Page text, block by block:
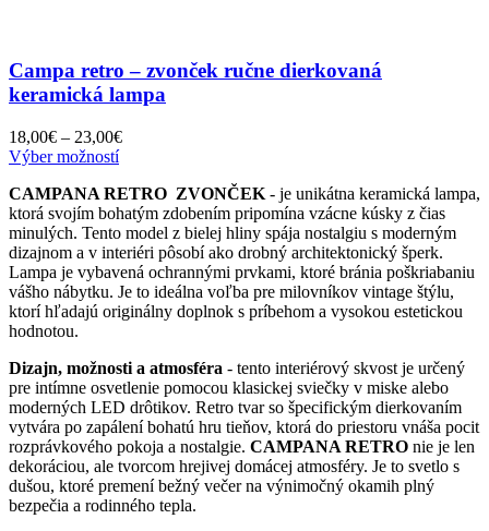
Campa retro – zvonček ručne dierkovaná
keramická lampa
18,00€ – 23,00€Price
through
23,00€
Výber možnostíTento
má
viacero
variantov.
Možnosti
si
môžete
vybrať
produktu.
CAMPANA RETRO ZVONČEK - je unikátna keramická lampa,
ktorá svojím bohatým zdobením pripomína vzácne kúsky z čias
minulých. Tento model z bielej hliny spája nostalgiu s moderným
dizajnom a v interiéri pôsobí ako drobný architektonický šperk.
Lampa je vybavená ochrannými prvkami, ktoré bránia poškriabaniu
vášho nábytku. Je to ideálna voľba pre milovníkov vintage štýlu,
ktorí hľadajú originálny doplnok s príbehom a vysokou estetickou
hodnotou.
Dizajn, možnosti a atmosféra - tento interiérový skvost je určený
pre intímne osvetlenie pomocou klasickej sviečky v miske alebo
moderných LED drôtikov. Retro tvar so špecifickým dierkovaním
vytvára po zapálení bohatú hru tieňov, ktorá do priestoru vnáša pocit
rozprávkového pokoja a nostalgie. CAMPANA RETRO nie je len
dekoráciou, ale tvorcom hrejivej domácej atmosféry. Je to svetlo s
dušou, ktoré premení bežný večer na výnimočný okamih plný
bezpečia a rodinného tepla.